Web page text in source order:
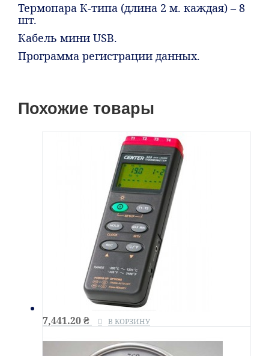
Термопара К-типа (длина 2 м. каждая) – 8
шт.
Кабель мини USB.
Программа регистрации данных.
Похожие товары
7,441.20₴ В КОРЗИНУ